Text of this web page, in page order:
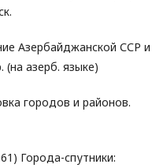
Азербайджанской ССР и
(на азерб. языке)
городов и районов.
Города-спутники: